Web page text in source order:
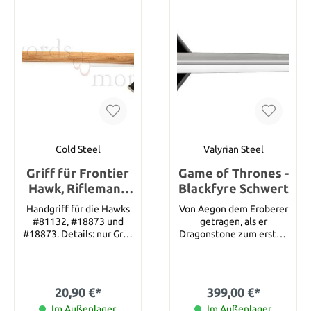
Schwerttest überstehen.
Die Scheide ist mit Leder
überzogen und mit
silbernen Elementen
Klingenstärke: 0,56 cm
15,88 cm Gesamtlänge:
Scheide:
Leder-/Holzscheide mit
gebläuten
Stahlbeschlägen
Cold Steel
Griff für Frontier
Hawk, Riflemans
Hawk, Norse Hawk
Handgriff für die Hawks
#81132, #18873 und
#18873. Details: nur Griff
20,90 €*
Im Außenlager,
Valyrian Steel
Game of Thrones -
Blackfyre Schwert
Von Aegon dem Eroberer
getragen, als er
Dragonstone zum ersten
Hauses, das zu einem
Symbol der Targaryen-
399,00 €*
Im Außenlager,